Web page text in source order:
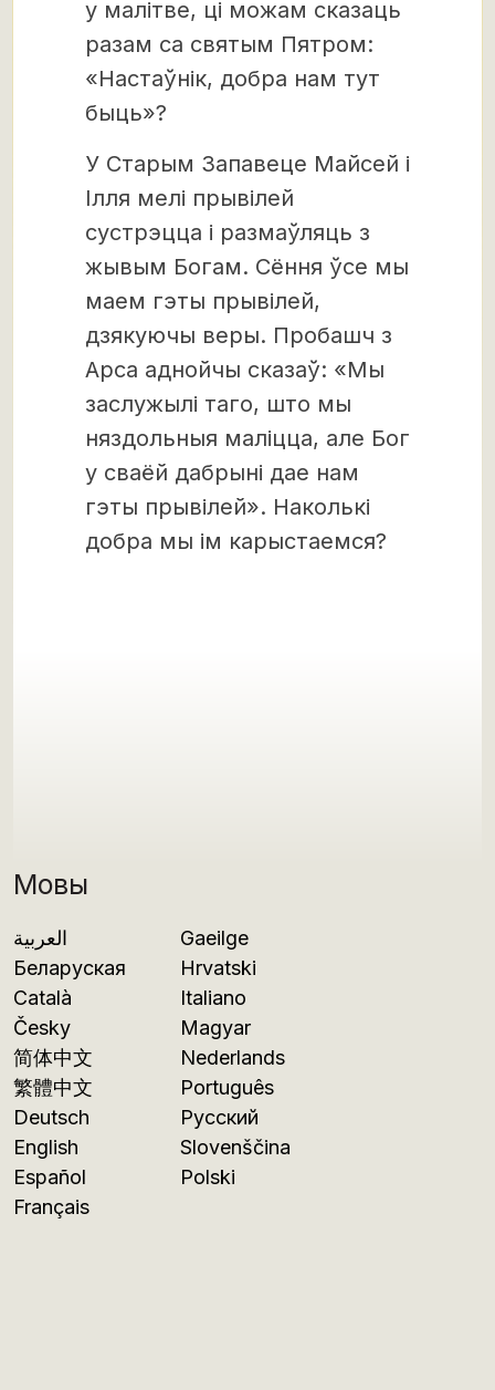
Мовы
العربية
Беларуская
Català
Česky
简体中文
繁體中文
Deutsch
English
Español
Français
Gaeilge
Hrvatski
Italiano
Magyar
Nederlands
Português
Русский
Slovenščina
Polski
у малітве, ці можам сказаць
разам са святым Пятром:
«Настаўнік, добра нам тут
быць»?
У Старым Запавеце Майсей і
Ілля мелі прывілей
сустрэцца і размаўляць з
жывым Богам. Сёння ўсе мы
маем гэты прывілей,
дзякуючы веры. Пробашч з
Арса аднойчы сказаў: «Мы
заслужылі таго, што мы
няздольныя маліцца, але Бог
у сваёй дабрыні дае нам
гэты прывілей». Наколькі
добра мы ім карыстаемся?